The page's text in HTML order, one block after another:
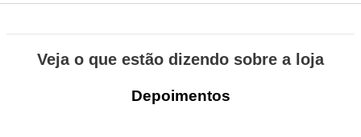
Veja o que estão dizendo sobre a loja
Depoimentos